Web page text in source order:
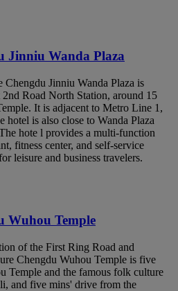
Jinniu Wanda Plaza
Jinniu Wanda Plaza is
Road North Station, around 15
It is adjacent to Metro Line 1,
is also close to Wanda Plaza
hote l provides a multi-function
fitness center, and self-service
leisure and business travelers.
Wuhou Temple
of the First Ring Road and
Chengdu Wuhou Temple is five
Temple and the famous folk culture
and five mins' drive from the